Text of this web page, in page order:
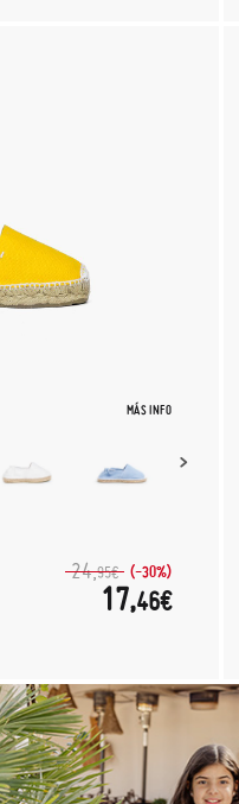
MÁS INFO
24,95€ (-30%)
17,46€